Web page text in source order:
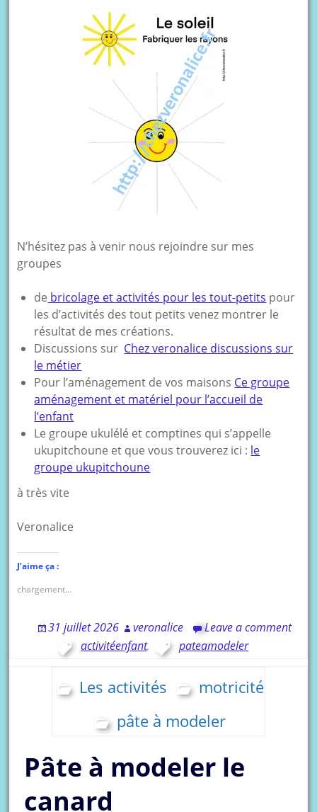
N’hésitez pas à venir nous rejoindre sur mes
groupes
de bricolage et activités pour les tout-petits pour
les d’activités des tout petits venez montrer le
résultat de mes créations.
Discussions sur Chez veronalice discussions sur
le métier
Pour l’aménagement de vos maisons Ce groupe
aménagement et matériel pour l’accueil de
l’enfant
Le groupe ukulélé et comptines qui s’appelle
ukupitchoune et que vous trouverez ici : le
groupe ukupitchoune
à très vite
Veronalice
J’aime ça :
chargement…
31 juillet 2026 veronalice
Leave a comment
activitéenfant, pateamodeler
Les activités
motricité
pâte à modeler
Pâte à modeler le
canard